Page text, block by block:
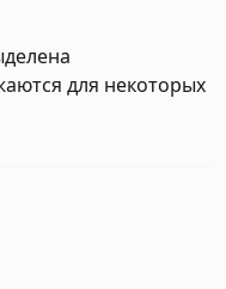
для некоторых